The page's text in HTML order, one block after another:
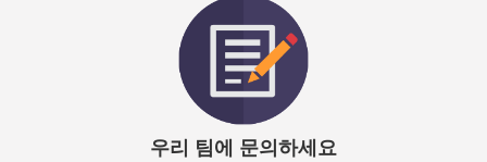
우리 팀에 문의하세요